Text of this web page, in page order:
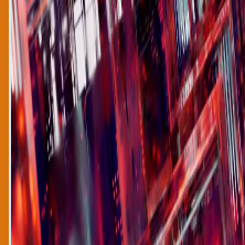
radiológicos de tuberculosis
humano. Las pruebas clínicas
mantiene su precisión superior
radiografías de baja calidad
condiciones subóptimas,
en clínicas de países en
característica que diferencia
previos de IA médica que
de datos clínicos. La
anunciado que este sistema